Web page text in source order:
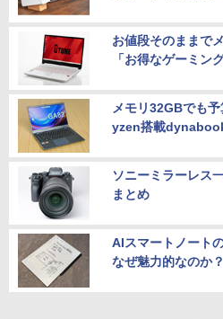
お値段そのままで
「お得なゲーミン
メモリ32GBでも
yzen搭載
ソニーミラーレス
まとめ
AIスマートノート
なぜ魅力的なのか？